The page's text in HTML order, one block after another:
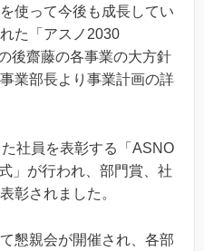
使って今後も成長してい
た「アスノ2030
後齋藤の各事業の大方針
業部長より事業計画の詳
社員を表彰する「ASNO
」が行われ、部門賞、社
彰されました。
懇親会が開催され、各部